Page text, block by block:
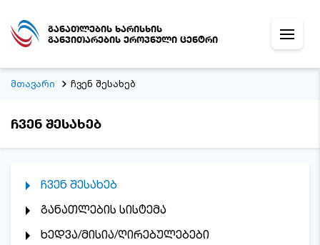
განათლების ხარისხის
განვითარების ეროვნული ცენტრი
მთავარი ჩვენ შესახებ
ჩვენ შესახებ
ჩვენ შესახებ
განათლების სისტემა
ხედვა/მისია/ღირებულებები